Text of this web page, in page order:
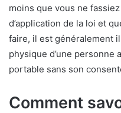
moins que vous ne
d’application de la loi et
faire, il est généralement
physique d’une personne
portable sans son
Comment